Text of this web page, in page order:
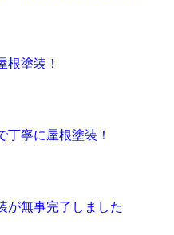
根塗装！
丁寧に屋根塗装！
が無事完了しました